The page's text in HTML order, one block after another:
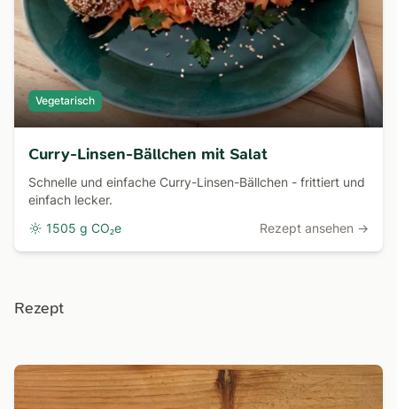
Vegetarisch
Curry-Linsen-Bällchen mit Salat
Schnelle und einfache Curry-Linsen-Bällchen - frittiert und
einfach lecker.
1505 g CO₂e
Rezept ansehen →
Rezept